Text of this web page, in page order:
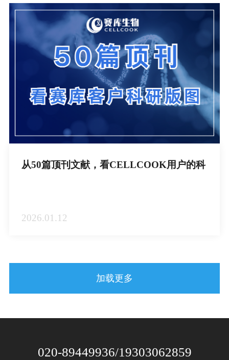
从50篇顶刊文献，看CELLCOOK用户的科
2026.01.12
加载更多
020-89449936/19303062859